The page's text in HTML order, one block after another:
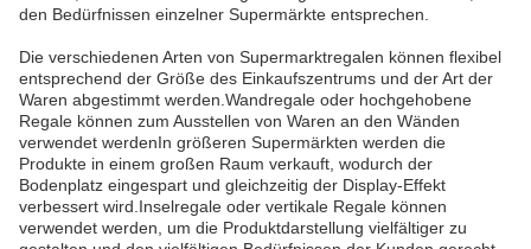
den Bedürfnissen einzelner Supermärkte entsprechen.
Die verschiedenen Arten von Supermarktregalen können flexibel
entsprechend der Größe des Einkaufszentrums und der Art der
Waren abgestimmt werden.Wandregale oder hochgehobene
Regale können zum Ausstellen von Waren an den Wänden
verwendet werdenIn größeren Supermärkten werden die
Produkte in einem großen Raum verkauft, wodurch der
Bodenplatz eingespart und gleichzeitig der Display-Effekt
verbessert wird.Inselregale oder vertikale Regale können
verwendet werden, um die Produktdarstellung vielfältiger zu